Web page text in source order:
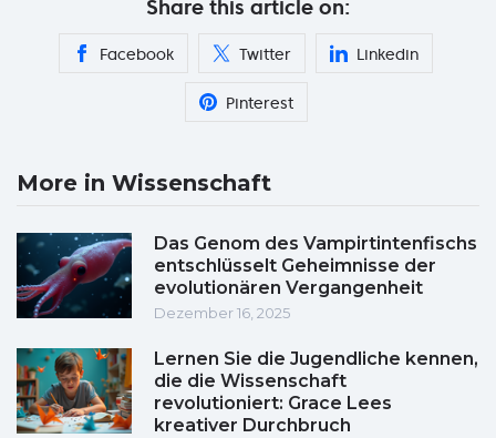
Share this article on:
Facebook Twitter Linkedin
Pinterest
More in Wissenschaft
Das Genom des Vampirtintenfischs
entschlüsselt Geheimnisse der
evolutionären Vergangenheit
Dezember 16, 2025
Lernen Sie die Jugendliche kennen,
die die Wissenschaft
revolutioniert: Grace Lees
kreativer Durchbruch